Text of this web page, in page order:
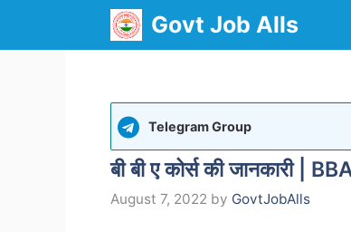
Govt Job Alls
Telegram Group
बी बी ए कोर्स की जानकारी
August 7, 2022 by GovtJobAlls